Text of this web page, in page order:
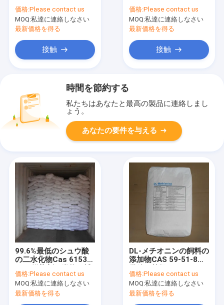
ンディゴ2B
価格:Please contact us
MOQ:私達に連絡しなさい
最新価格を得る
接触
価格:Please contact us
MOQ:私達に連絡しなさい
最新価格を得る
接触
時間を節約する
私たちはあなたと最高の製品に連絡しまし
ょう。
あなたの要件を与える
99.6%最低のシュウ酸
の二水化物Cas 6153-
助者のウール繊維の企
業の等級無し
価格:Please contact us
MOQ:私達に連絡しなさい
最新価格を得る
DL-メチオニンの飼料の
添加物CAS 59-51-8の
価格:Please contact us
MOQ:私達に連絡しなさい
最新価格を得る